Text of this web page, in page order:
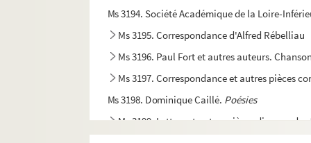
Ms 3194. Société Académique de la Loire-
Ms 3195. Correspondance d'Alfred Rébelliau
Ms 3196. Paul Fort et autres auteurs.
Ms 3197. Correspondance et autres pièces
Ms 3198. Dominique Caillé. Poésies
Ms 3199. Lettres et autres pièces diverses des